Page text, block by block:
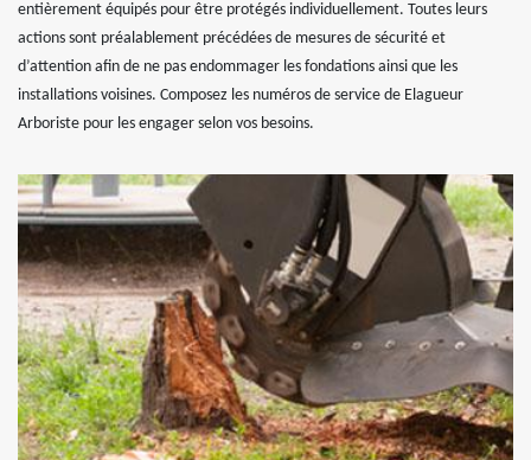
entièrement équipés pour être protégés individuellement. Toutes leurs
actions sont préalablement précédées de mesures de sécurité et
d’attention afin de ne pas endommager les fondations ainsi que les
installations voisines. Composez les numéros de service de Elagueur
Arboriste pour les engager selon vos besoins.